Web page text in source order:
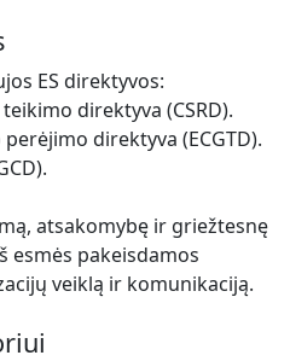
ES direktyvos:
direktyva (CSRD).
direktyva (ECGTD).
atsakomybę ir griežtesnę
pakeisdamos
veiklą ir komunikaciją.